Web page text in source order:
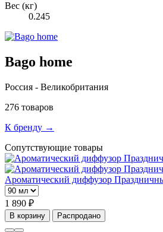
Вес (кг)
0.245
Bago home
Россия - Великобритания
276 товаров
К бренду →
Сопутствующие товары
Ароматический диффузор
1 890 ₽
В корзину Распродано